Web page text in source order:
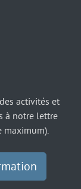
activités et
à notre lettre
maximum).